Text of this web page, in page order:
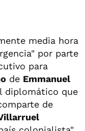
media hora
por parte
para
de Emmanuel
diplomático que
de